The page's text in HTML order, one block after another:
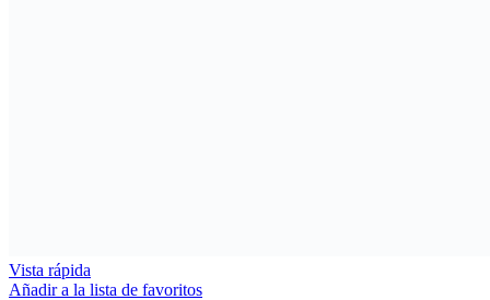
Vista rápida
Añadir a la lista de favoritos